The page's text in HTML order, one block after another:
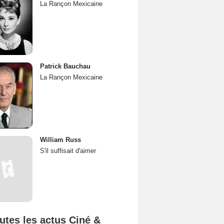
La Rançon Mexicaine
Patrick Bauchau
La Rançon Mexicaine
William Russ
S'il suffisait d'aimer
les actus Ciné &